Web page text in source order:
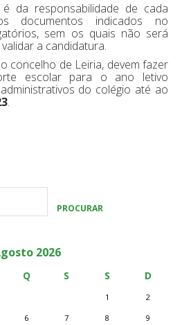
da responsabilidade de cada
documentos indicados no
sem os quais não será
a candidatura.
concelho de Leiria, devem fazer
escolar para o ano letivo
do colégio até ao
.
2026
Q S S D
1
2
6 7 8
9